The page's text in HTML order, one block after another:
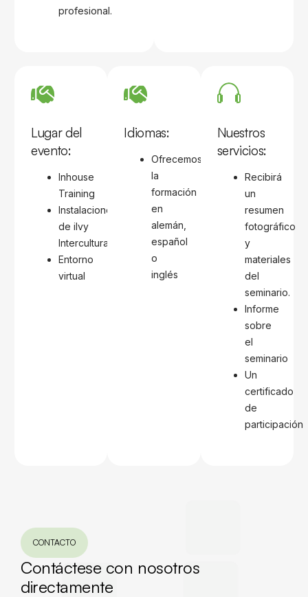
profesional.
Lugar del
evento:
Inhouse
Training
Instalaciones
de ilvy
Intercultural
Entorno
virtual
Idiomas:
Ofrecemos
la
formación
en
alemán,
español
o
inglés
Nuestros
servicios:
Recibirá
un
resumen
fotográfico
y
materiales
del
seminario.
Informe
sobre
el
seminario
Un
certificado
de
participación
CONTACTO
Contáctese con nosotros
directamente